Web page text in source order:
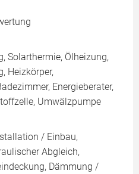
Solarthermie, Ölheizung,
Heizkörper,
Energieberater,
Umwälzpumpe
/ Einbau,
Abgleich,
Dämmung /